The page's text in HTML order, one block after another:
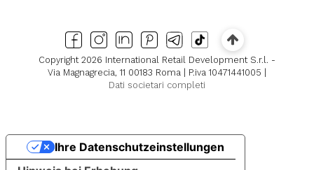
Copyright 2026 International Retail Development S.r.l. -
Via Magnagrecia, 11 00183 Roma | P.iva 10471441005 |
Dati societari completi
Ihre Datenschutzeinstellungen